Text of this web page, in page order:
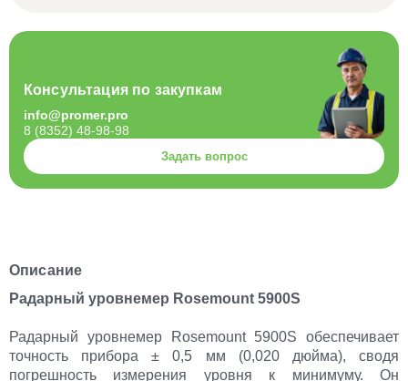
Описание
Радарный уровнемер Rosemount 5900S
Радарный уровнемер Rosemount 5900S обеспечивает
точность прибора ± 0,5 мм (0,020 дюйма), сводя
погрешность измерения уровня к минимуму. Он
Консультация по закупкам
info@promer.pro
8 (8352) 48-98-98
Задать вопрос